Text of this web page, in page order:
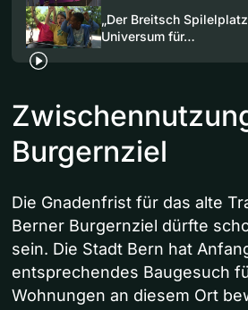
„Der Breitsch
Universum für…
Burgernziel
Die Gnadenfrist für das alte
Berner Burgernziel dürfte
sein. Die Stadt Bern hat
entsprechendes Baugesuch
Wohnungen an diesem Ort